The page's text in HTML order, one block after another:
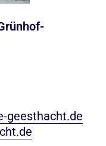
geesthacht.de